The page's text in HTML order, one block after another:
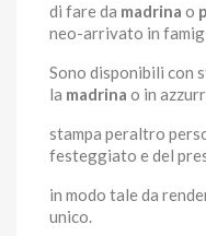
di fare da madrina o
neo-arrivato in
Sono disponibili con
la madrina o in
stampa peraltro
festeggiato e del
in modo tale da
unico.